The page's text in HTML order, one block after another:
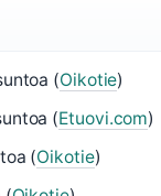
(Oikotie)
(Etuovi.com)
(Oikotie)